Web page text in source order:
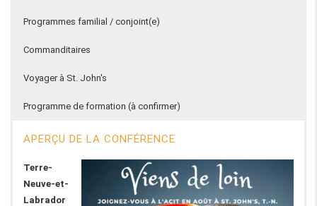
Programmes familial / conjoint(e)
Commanditaires
Voyager à St. John's
Programme de formation (à confirmer)
APERÇU DE LA CONFÉRENCE
Terre-
Neuve-et-
Labrador